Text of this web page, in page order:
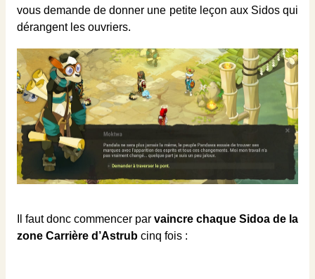
vous demande de donner une petite leçon aux Sidos qui
dérangent les ouvriers.
Il faut donc commencer par vaincre chaque Sidoa de la
zone Carrière d’Astrub cinq fois :